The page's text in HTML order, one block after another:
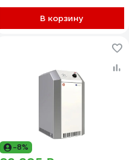
В корзину
-8%